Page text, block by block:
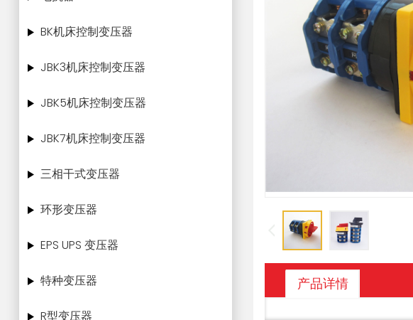
BK机床控制变压器
JBK3机床控制变压器
JBK5机床控制变压器
JBK7机床控制变压器
三相干式变压器
环形变压器
EPS UPS 变压器
特种变压器
R型变压器
产品详情